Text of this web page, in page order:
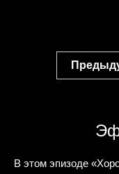
В этом эпизоде